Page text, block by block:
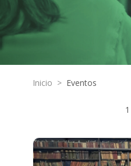
Inicio > Eventos